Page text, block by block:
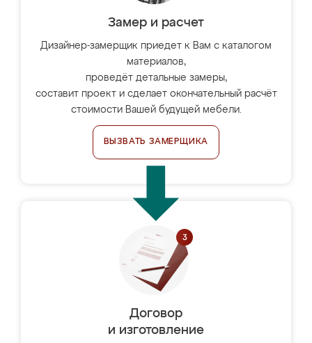
Замер и расчет
Дизайнер-замерщик приедет к Вам с каталогом
материалов,
проведёт детальные замеры,
составит проект и сделает окончательный расчёт
стоимости Вашей будущей мебели.
ВЫЗВАТЬ ЗАМЕРЩИКА
Договор
и изготовление